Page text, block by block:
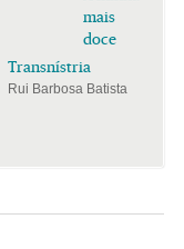
mais
doce
Transnístria
Rui Barbosa Batista